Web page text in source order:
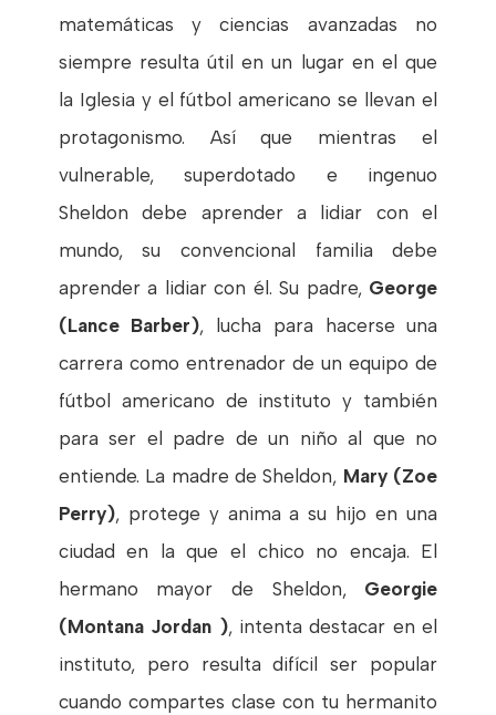
matemáticas y ciencias avanzadas no
siempre resulta útil en un lugar en el que
la Iglesia y el fútbol americano se llevan el
protagonismo. Así que mientras el
vulnerable, superdotado e ingenuo
Sheldon debe aprender a lidiar con el
mundo, su convencional familia debe
aprender a lidiar con él. Su padre, George
(Lance Barber), lucha para hacerse una
carrera como entrenador de un equipo de
fútbol americano de instituto y también
para ser el padre de un niño al que no
entiende. La madre de Sheldon, Mary (Zoe
Perry), protege y anima a su hijo en una
ciudad en la que el chico no encaja. El
hermano mayor de Sheldon,Georgie
(Montana Jordan ), intenta destacar en el
instituto, pero resulta difícil ser popular
cuando compartes clase con tu hermanito